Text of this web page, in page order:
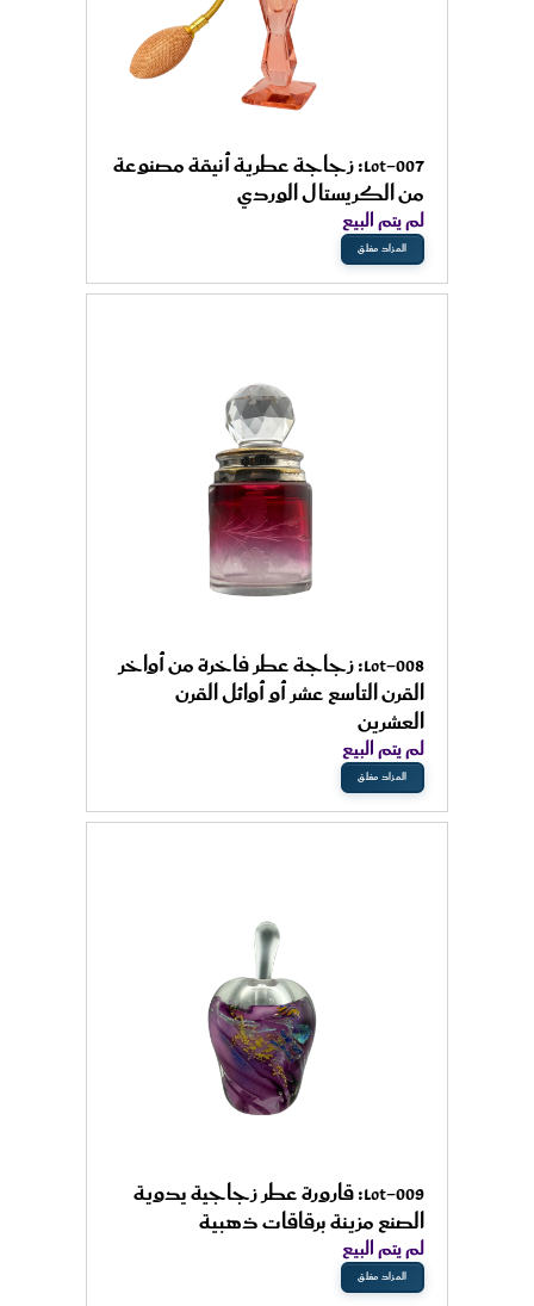
Lot-007: زجاجة عطرية أنيقة مصنوعة
من الكريستال الوردي
لم يتم البيع
المزاد مغلق
Lot-008: زجاجة عطر فاخرة من أواخر
القرن التاسع عشر أو أوائل القرن
العشرين
لم يتم البيع
المزاد مغلق
Lot-009: قارورة عطر زجاجية يدوية
الصنع مزينة برقاقات ذهبية
لم يتم البيع
المزاد مغلق